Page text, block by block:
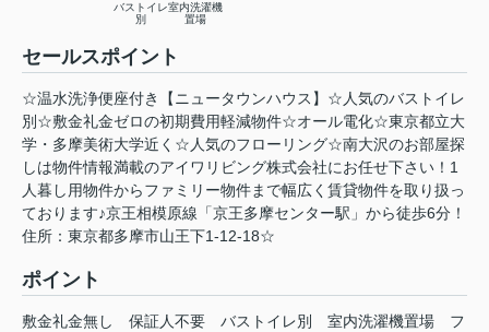
バストイレ
別
室内洗濯機
置場
セールスポイント
☆温水洗浄便座付き【ニュータウンハウス】☆人気のバストイレ
別☆敷金礼金ゼロの初期費用軽減物件☆オール電化☆東京都立大
学・多摩美術大学近く☆人気のフローリング☆南大沢のお部屋探
しは物件情報満載のアイワリビング株式会社にお任せ下さい！1
人暮し用物件からファミリー物件まで幅広く賃貸物件を取り扱っ
ております♪京王相模原線「京王多摩センター駅」から徒歩6分！
住所：東京都多摩市山王下1-12-18☆
ポイント
敷金礼金無し 保証人不要 バストイレ別 室内洗濯機置場
フ